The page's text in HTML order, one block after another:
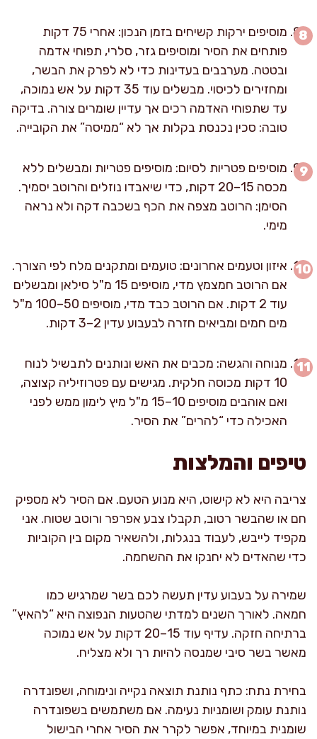
מוסיפים ירקות קשיחים בזמן הנכון: אחרי 75 דקות
פותחים את הסיר ומוסיפים גזר, סלרי, תפוחי אדמה
ובטטה. מערבבים בעדינות כדי לא לפרק את הבשר,
ומחזירים לכיסוי. מבשלים עוד 35 דקות על אש נמוכה,
עד שתפוחי האדמה רכים אך עדיין שומרים צורה. בדיקה
טובה: סכין נכנסת בקלות אך לא “ממיסה” את הקובייה.
מוסיפים פטריות לסיום: מוסיפים פטריות ומבשלים ללא
מכסה 15–20 דקות, כדי שיאבדו נוזלים והרוטב יסמיך.
הסימן: הרוטב מצפה את הכף בשכבה דקה ולא נראה
מימי.
איזון וטעמים אחרונים: טועמים ומתקנים מלח לפי הצורך.
אם הרוטב חמצמץ מדי, מוסיפים 15 מ"ל סילאן ומבשלים
עוד 2 דקות. אם הרוטב כבד מדי, מוסיפים 50–100 מ"ל
מים חמים ומביאים חזרה לבעבוע עדין 2–3 דקות.
מנוחה והגשה: מכבים את האש ונותנים לתבשיל לנוח
10 דקות מכוסה חלקית. מגישים עם פטרוזיליה קצוצה,
ואם אוהבים מוסיפים 10–15 מ"ל מיץ לימון ממש לפני
האכילה כדי “להרים” את הסיר.
טיפים והמלצות
צריבה היא לא קישוט, היא מנוע הטעם. אם הסיר לא מספיק
חם או שהבשר רטוב, תקבלו צבע אפרפר ורוטב שטוח. אני
מקפיד לייבש, לעבוד בנגלות, ולהשאיר מקום בין הקוביות
כדי שהאדים לא יחנקו את ההשחמה.
שמירה על בעבוע עדין תעשה לכם בשר שמרגיש כמו
חמאה. לאורך השנים למדתי שהטעות הנפוצה היא “להאיץ”
ברתיחה חזקה. עדיף עוד 15–20 דקות על אש נמוכה
מאשר בשר סיבי שמנסה להיות רך ולא מצליח.
בחירת נתח: כתף נותנת תוצאה נקייה ונימוחה, ושפונדרה
נותנת עומק ושומניות נעימה. אם משתמשים בשפונדרה
שומנית במיוחד, אפשר לקרר את הסיר אחרי הבישול